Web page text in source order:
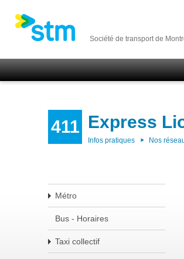
Société de transport de
411 Express
Infos pratiques Nos
Métro
Bus - Horaires
Taxi collectif